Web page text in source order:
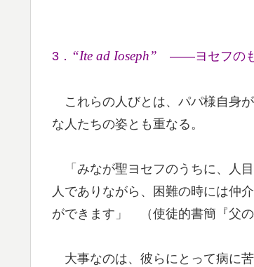
3． “Ite ad Ioseph” ――ヨセフのも
これらの人びとは、パパ様自身
な人たちの姿とも重なる。
「みなが聖ヨセフのうちに、人
人でありながら、困難の時には仲
ができます」 （使徒的書簡『父の
大事なのは、彼らにとって病に